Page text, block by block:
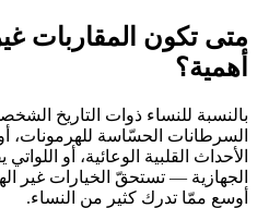
متى تكون المقاربات
أهمية؟
بالنسبة للنساء ذوات التاريخ
السرطانات الحسّاسة للهرمونات،
الأحداث القلبية الوعائية، أو
الجهازية — تستحقّ الخيارات غير
أوسع ممّا تدرك كثير من النساء.